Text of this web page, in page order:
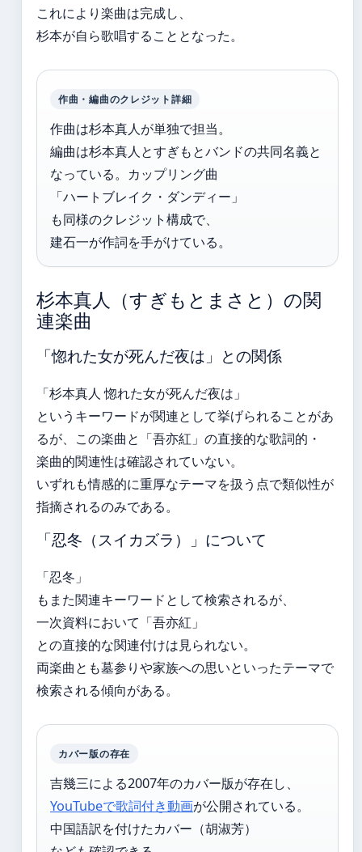
これにより楽曲は完成し、
杉本が自ら歌唱することとなった。
作曲・編曲のクレジット詳細
作曲は杉本真人が単独で担当。
編曲は杉本真人とすぎもとバンドの共同名義と
なっている。カップリング曲
「ハートブレイク・ダンディー」
も同様のクレジット構成で、
建石一が作詞を手がけている。
杉本真人（すぎもとまさと）の関
連楽曲
「惚れた女が死んだ夜は」との関係
「杉本真人 惚れた女が死んだ夜は」
というキーワードが関連として挙げられることがあ
るが、この楽曲と「吾亦紅」の直接的な歌詞的・
楽曲的関連性は確認されていない。
いずれも情感的に重厚なテーマを扱う点で類似性が
指摘されるのみである。
「忍冬（スイカズラ）」について
「忍冬」
もまた関連キーワードとして検索されるが、
一次資料において「吾亦紅」
との直接的な関連付けは見られない。
両楽曲とも墓参りや家族への思いといったテーマで
検索される傾向がある。
カバー版の存在
吉幾三による2007年のカバー版が存在し、
YouTubeで歌詞付き動画が公開されている。
中国語訳を付けたカバー（胡淑芳）